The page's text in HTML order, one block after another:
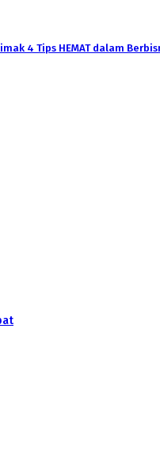
4 Tips HEMAT dalam